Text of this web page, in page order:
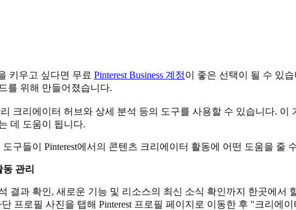
키우고 싶다면 무료 Pinterest Business 계정이 좋은 선택이 될 수 있
를 위해 만들어졌습니다.
크리에이터 허브와 상세 분석 등의 도구를 사용할 수 있습니다.
데 도움이 됩니다.
구들이 Pinterest에서의 콘텐츠 크리에이터 활동에 어떤 도움을 줄
관리
결과 확인, 새로운 기능 및 리소스의 최신 소식 확인까지 한곳에서
프로필 사진을 탭해 Pinterest 프로필 페이지로 이동한 후 "크리에